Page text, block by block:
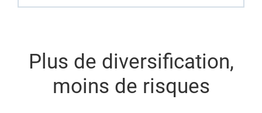
Plus de diversification,
moins de risques